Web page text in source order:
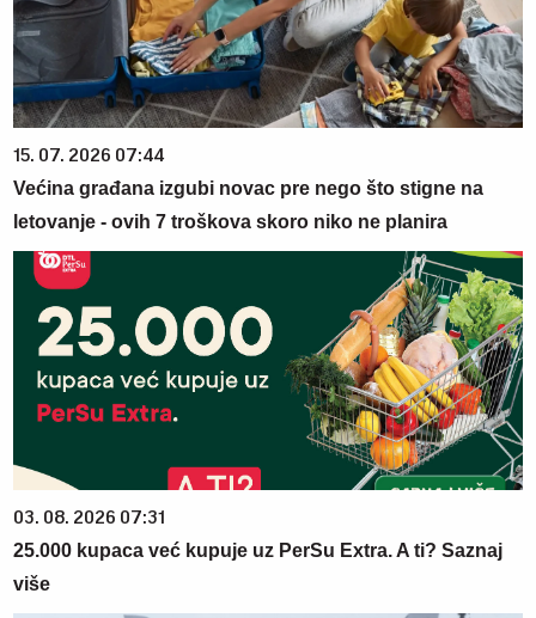
15. 07. 2026 07:44
Većina građana izgubi novac pre nego što stigne na
letovanje - ovih 7 troškova skoro niko ne planira
03. 08. 2026 07:31
25.000 kupaca već kupuje uz PerSu Extra. A ti? Saznaj
više